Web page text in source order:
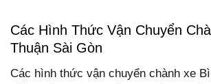
Các Hình Thức Vận Chuyển
Thuận Sài Gòn
Các hình thức vận chuyển chành xe